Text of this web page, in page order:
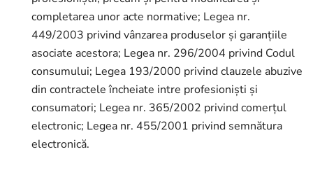
completarea unor acte normative; Legea nr.
449/2003 privind vânzarea produselor și garanțiile
asociate acestora; Legea nr. 296/2004 privind Codul
consumului; Legea 193/2000 privind clauzele abuzive
din contractele încheiate intre profesioniști și
consumatori; Legea nr. 365/2002 privind comerțul
electronic; Legea nr. 455/2001 privind semnătura
electronică.